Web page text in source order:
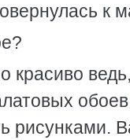
к
красиво
рисунками.